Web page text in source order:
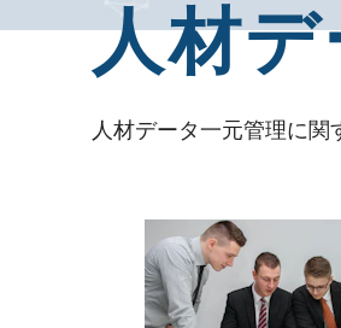
人材
人材データ一元管理に関